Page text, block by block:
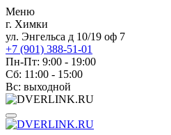
Меню
г. Химки
ул. Энгельса д 10/19 оф 7
+7 (901) 388-51-01
Пн-Пт: 9:00 - 19:00
Сб: 11:00 - 15:00
Вс: выходной